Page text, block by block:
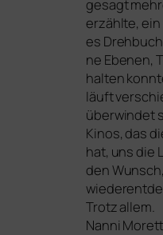
gesagt
erzähl­te,
es
ne Ebenen,
hal­ten
läuft
über­win­det
Kinos, das
hat, uns die
den
Trotz allem.
Nanni